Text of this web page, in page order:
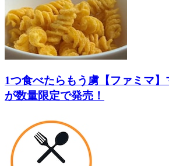
1つ食べたらもう虜【ファミマ
が数量限定で発売！